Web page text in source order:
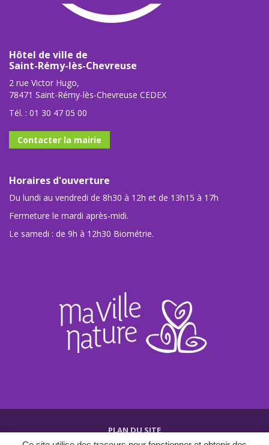
Hôtel de ville de
Saint-Rémy-lès-Chevreuse
2 rue Victor Hugo,
78471 Saint-Rémy-lès-Chevreuse CEDEX
Tél. : 01 30 47 05 00
Contacter la mairie
Horaires d'ouverture
Du lundi au vendredi de 8h30 à 12h et de 13h15 à 17h
Fermeture le mardi après-midi.
Le samedi : de 9h à 12h30 Biométrie.
PLAN DU SITE